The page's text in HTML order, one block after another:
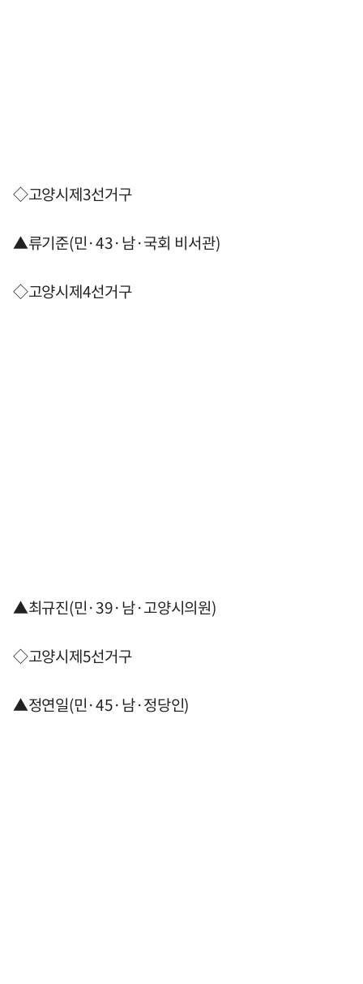
◇고양시제3선거구
▲류기준(민·43·남·국회 비서관)
◇고양시제4선거구
▲최규진(민·39·남·고양시의원)
◇고양시제5선거구
▲정연일(민·45·남·정당인)